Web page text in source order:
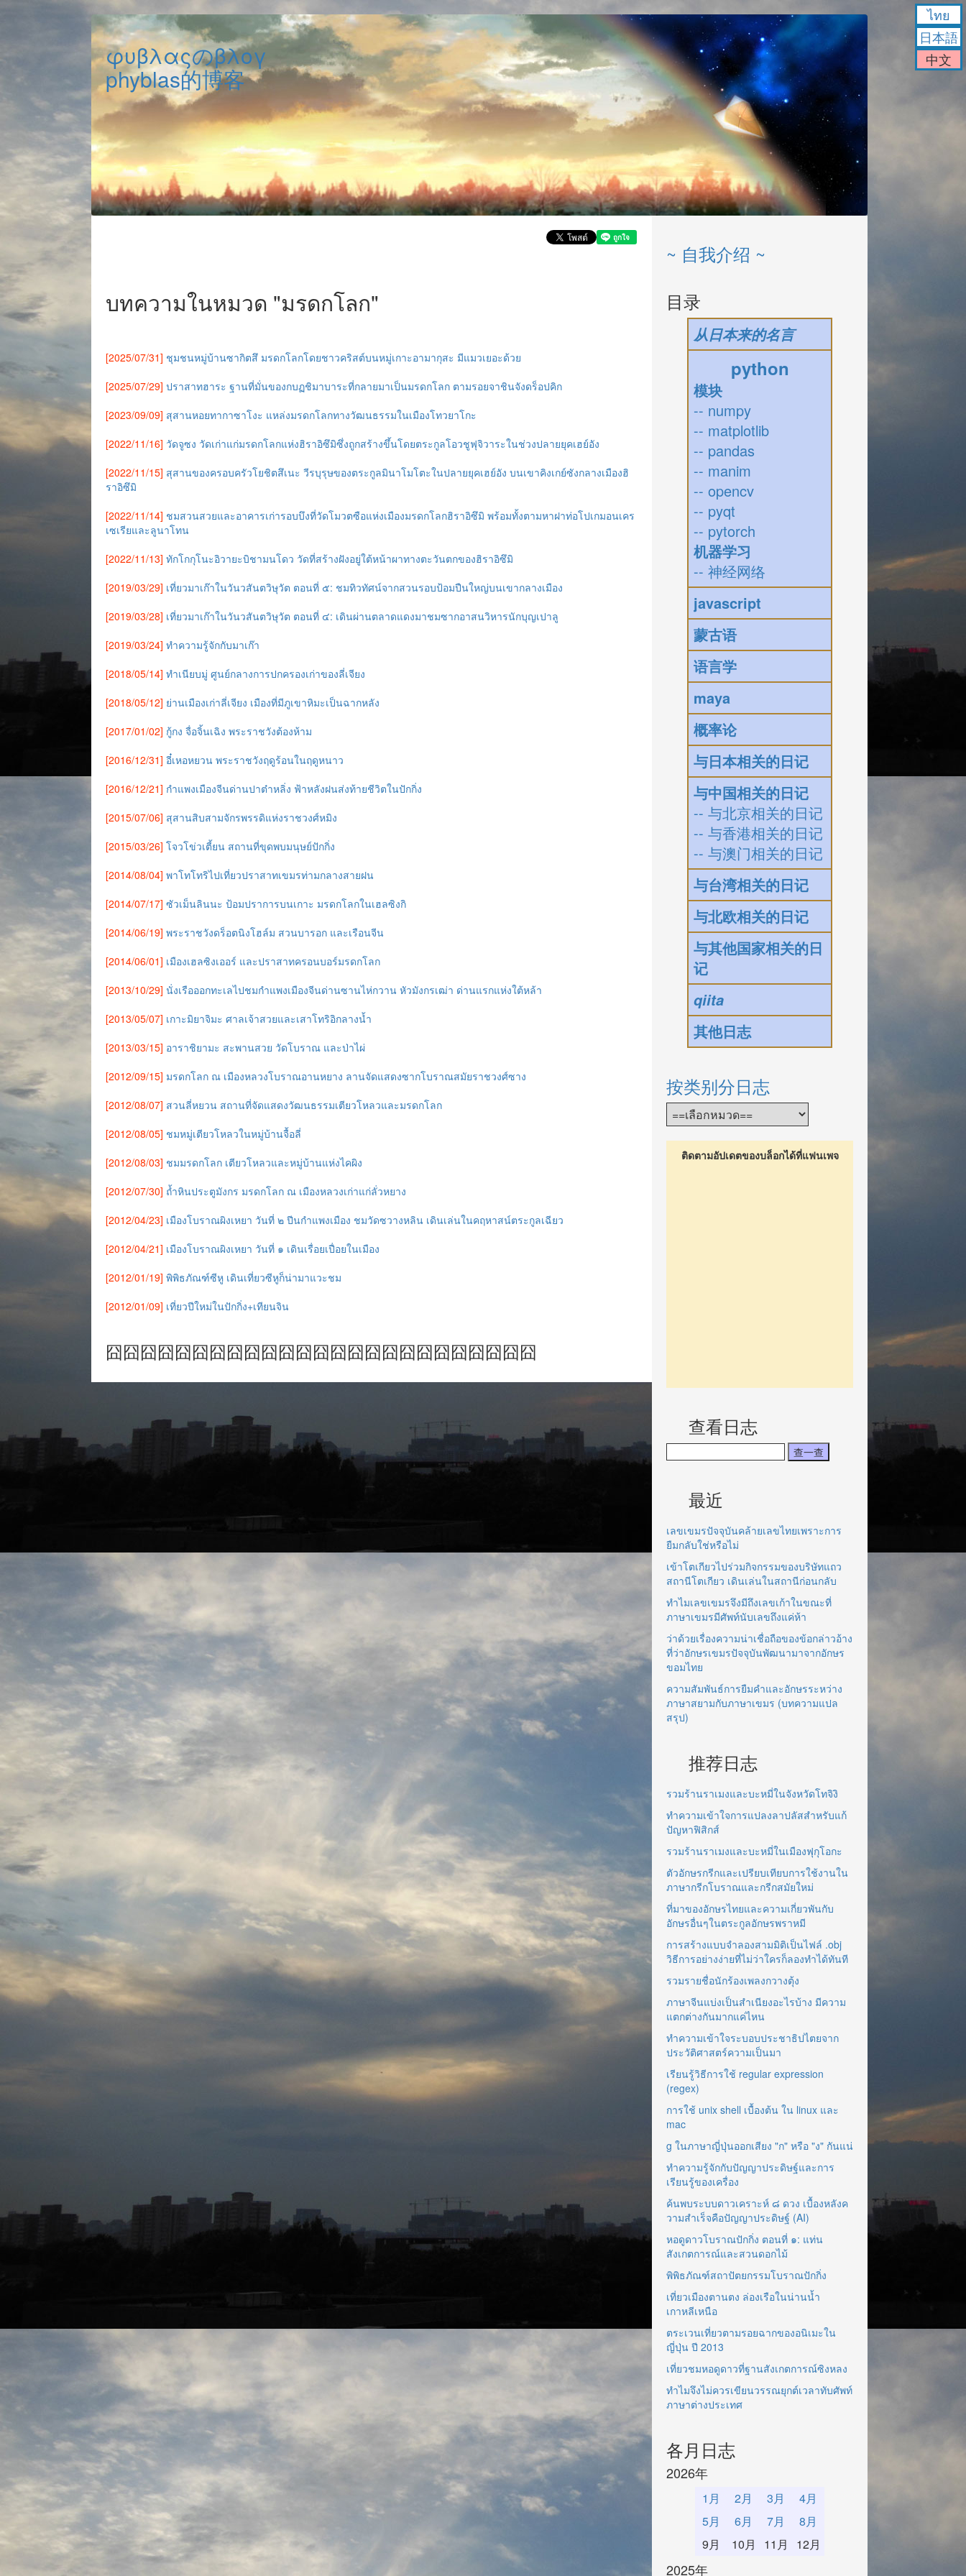
φυβλαςのβλογ
phyblas的博客
บทความในหมวด "มรดกโลก"
[2025/07/31] ชุมชนหมู่บ้านซากิตสึ มรดกโลกโดยชาวคริสต์บนหมู่เกาะอามากุสะ มีแมวเยอะด้วย
[2025/07/29] ปราสาทฮาระ ฐานที่มั่นของกบฏชิมาบาระที่กลายมาเป็นมรดกโลก ตามรอยจาชินจังดร็อปคิก
[2023/09/09] สุสานหอยทากาซาโงะ แหล่งมรดกโลกทางวัฒนธรรมในเมืองโทวยาโกะ
[2022/11/16] วัดจูซง วัดเก่าแก่มรดกโลกแห่งฮิราอิซึมิซึ่งถูกสร้างขึ้นโดยตระกูลโอวชูฟุจิวาระในช่วงปลายยุคเฮย์อัง
[2022/11/15] สุสานของครอบครัวโยชิตสึเนะ วีรบุรุษของตระกูลมินาโมโตะในปลายยุคเฮย์อัง บนเขาคิงเกย์ซังกลางเมืองฮิ
ราอิซึมิ
[2022/11/14] ชมสวนสวยและอาคารเก่ารอบบึงที่วัดโมวตซือแห่งเมืองมรดกโลกฮิราอิซึมิ พร้อมทั้งตามหาฝาท่อโปเกมอนเคร
เซเรียและลูนาโทน
[2022/11/13] ทักโกกุโนะอิวายะบิชามนโดว วัดที่สร้างฝังอยู่ใต้หน้าผาทางตะวันตกของฮิราอิซึมิ
[2019/03/29] เที่ยวมาเก๊าในวันวสันตวิษุวัต ตอนที่ ๕: ชมทิวทัศน์จากสวนรอบป้อมปืนใหญ่บนเขากลางเมือง
[2019/03/28] เที่ยวมาเก๊าในวันวสันตวิษุวัต ตอนที่ ๔: เดินผ่านตลาดแดงมาชมซากอาสนวิหารนักบุญเปาลู
[2019/03/24] ทำความรู้จักกับมาเก๊า
[2018/05/14] ทำเนียบมู่ ศูนย์กลางการปกครองเก่าของลี่เจียง
[2018/05/12] ย่านเมืองเก่าลี่เจียง เมืองที่มีภูเขาหิมะเป็นฉากหลัง
[2017/01/02] กู้กง จื่อจิ้นเฉิง พระราชวังต้องห้าม
[2016/12/31] อี๋เหอหยวน พระราชวังฤดูร้อนในฤดูหนาว
[2016/12/21] กำแพงเมืองจีนด่านปาต๋าหลิ่ง ฟ้าหลังฝนส่งท้ายชีวิตในปักกิ่ง
[2015/07/06] สุสานสิบสามจักรพรรดิแห่งราชวงศ์หมิง
[2015/03/26] โจวโข่วเตี้ยน สถานที่ขุดพบมนุษย์ปักกิ่ง
[2014/08/04] พาโทโทริไปเที่ยวปราสาทเขมรท่ามกลางสายฝน
[2014/07/17] ซัวเม็นลินนะ ป้อมปราการบนเกาะ มรดกโลกในเฮลซิงกิ
[2014/06/19] พระราชวังดร็อตนิงโฮล์ม สวนบารอก และเรือนจีน
[2014/06/01] เมืองเฮลซิงเออร์ และปราสาทครอนบอร์มรดกโลก
[2013/10/29] นั่งเรือออกทะเลไปชมกำแพงเมืองจีนด่านซานไห่กวาน หัวมังกรเฒ่า ด่านแรกแห่งใต้หล้า
[2013/05/07] เกาะมิยาจิมะ ศาลเจ้าสวยและเสาโทริอิกลางน้ำ
[2013/03/15] อาราชิยามะ สะพานสวย วัดโบราณ และป่าไผ่
[2012/09/15] มรดกโลก ณ เมืองหลวงโบราณอานหยาง ลานจัดแสดงซากโบราณสมัยราชวงศ์ซาง
[2012/08/07] สวนลี่หยวน สถานที่จัดแสดงวัฒนธรรมเตียวโหลวและมรดกโลก
[2012/08/05] ชมหมู่เตียวโหลวในหมู่บ้านจื้อลี่
[2012/08/03] ชมมรดกโลก เตียวโหลวและหมู่บ้านแห่งไคผิง
[2012/07/30] ถ้ำหินประตูมังกร มรดกโลก ณ เมืองหลวงเก่าแก่ลั่วหยาง
[2012/04/23] เมืองโบราณผิงเหยา วันที่ ๒ ปีนกำแพงเมือง ชมวัดซวางหลิน เดินเล่นในคฤหาสน์ตระกูลเฉียว
[2012/04/21] เมืองโบราณผิงเหยา วันที่ ๑ เดินเรื่อยเปื่อยในเมือง
[2012/01/19] พิพิธภัณฑ์ซีหู เดินเที่ยวซีหูก็น่ามาแวะชม
[2012/01/09] เที่ยวปีใหม่ในปักกิ่ง+เทียนจิน
囧囧囧囧囧囧囧囧囧囧囧囧囧囧囧囧囧囧囧囧囧囧囧囧囧
~ 自我介绍 ~
目录
从日本来的名言
python
模块
-- numpy
-- matplotlib
-- pandas
-- manim
-- opencv
-- pyqt
-- pytorch
机器学习
-- 神经网络
javascript
蒙古语
语言学
maya
概率论
与日本相关的日记
与中国相关的日记
-- 与北京相关的日记
-- 与香港相关的日记
-- 与澳门相关的日记
与台湾相关的日记
与北欧相关的日记
与其他国家相关的日
记
qiita
其他日志
按类别分日志
ติดตามอัปเดตของบล็อกได้ที่แฟนเพจ
查看日志
最近
เลขเขมรปัจจุบันคล้ายเลขไทยเพราะการ
ยืมกลับใช่หรือไม่
เข้าโตเกียวไปร่วมกิจกรรมของบริษัทแถว
สถานีโตเกียว เดินเล่นในสถานีก่อนกลับ
ทำไมเลขเขมรจึงมีถึงเลขเก้าในขณะที่
ภาษาเขมรมีศัพท์นับเลขถึงแค่ห้า
ว่าด้วยเรื่องความน่าเชื่อถือของข้อกล่าวอ้าง
ที่ว่าอักษรเขมรปัจจุบันพัฒนามาจากอักษร
ขอมไทย
ความสัมพันธ์การยืมคำและอักษรระหว่าง
ภาษาสยามกับภาษาเขมร (บทความแปล
สรุป)
推荐日志
รวมร้านราเมงและบะหมี่ในจังหวัดโทจิงิ
ทำความเข้าใจการแปลงลาปลัสสำหรับแก้
ปัญหาฟิสิกส์
รวมร้านราเมงและบะหมี่ในเมืองฟุกุโอกะ
ตัวอักษรกรีกและเปรียบเทียบการใช้งานใน
ภาษากรีกโบราณและกรีกสมัยใหม่
ที่มาของอักษรไทยและความเกี่ยวพันกับ
อักษรอื่นๆในตระกูลอักษรพราหมี
การสร้างแบบจำลองสามมิติเป็นไฟล์ .obj
วิธีการอย่างง่ายที่ไม่ว่าใครก็ลองทำได้ทันที
รวมรายชื่อนักร้องเพลงกวางตุ้ง
ภาษาจีนแบ่งเป็นสำเนียงอะไรบ้าง มีความ
แตกต่างกันมากแค่ไหน
ทำความเข้าใจระบอบประชาธิปไตยจาก
ประวัติศาสตร์ความเป็นมา
เรียนรู้วิธีการใช้ regular expression
(regex)
การใช้ unix shell เบื้องต้น ใน linux และ
mac
g ในภาษาญี่ปุ่นออกเสียง "ก" หรือ "ง" กันแน่
ทำความรู้จักกับปัญญาประดิษฐ์และการ
เรียนรู้ของเครื่อง
ค้นพบระบบดาวเคราะห์ ๘ ดวง เบื้องหลังค
วามสำเร็จคือปัญญาประดิษฐ์ (AI)
หอดูดาวโบราณปักกิ่ง ตอนที่ ๑: แท่น
สังเกตการณ์และสวนดอกไม้
พิพิธภัณฑ์สถาปัตยกรรมโบราณปักกิ่ง
เที่ยวเมืองตานตง ล่องเรือในน่านน้ำ
เกาหลีเหนือ
ตระเวนเที่ยวตามรอยฉากของอนิเมะใน
ญี่ปุ่น ปี 2013
เที่ยวชมหอดูดาวที่ฐานสังเกตการณ์ซิงหลง
ทำไมจึงไม่ควรเขียนวรรณยุกต์เวลาทับศัพท์
ภาษาต่างประเทศ
各月日志
2026年
1月 2月 3月
4月
5月
6月 7月
8月
9月
10月 11月 12月
2025年
ไทย
日本語
中文